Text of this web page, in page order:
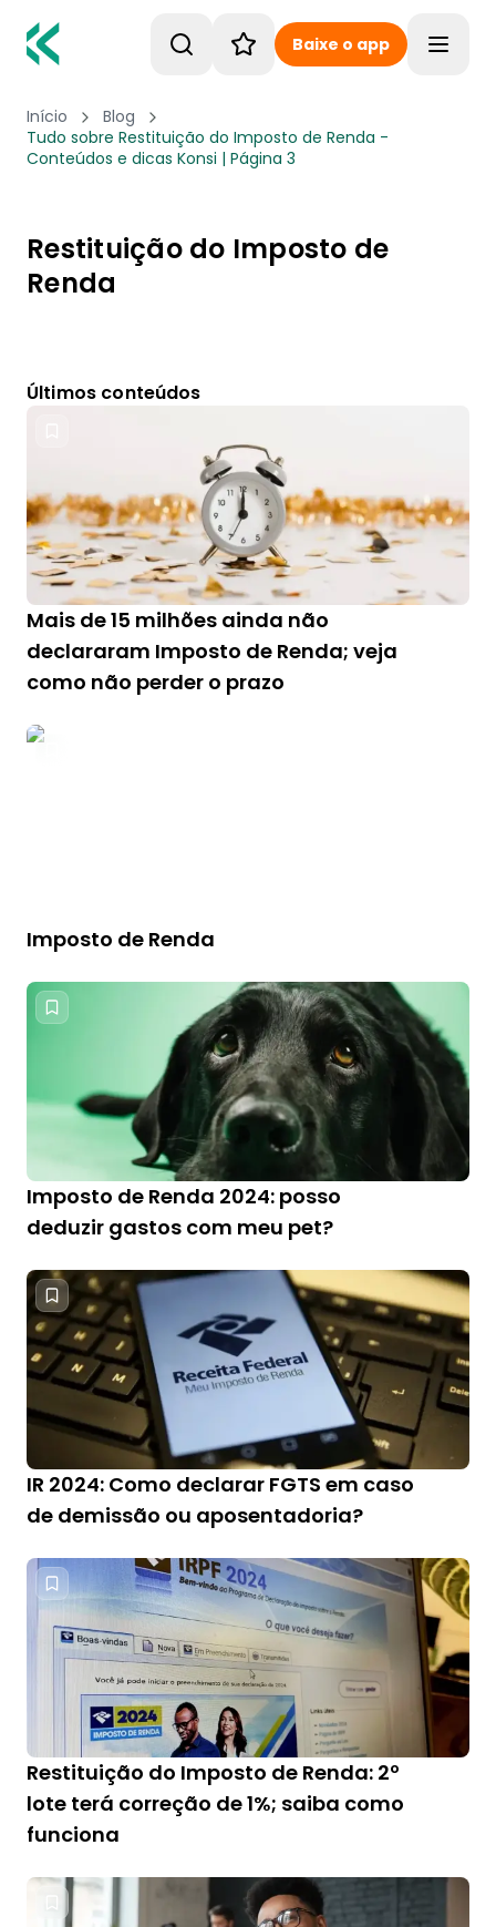
Baixe o app
Início
Blog
Tudo sobre Restituição do Imposto de Renda -
Conteúdos e dicas Konsi | Página 3
Restituição do Imposto de
Renda
Últimos conteúdos
Mais de 15 milhões ainda não
declararam Imposto de Renda; veja
como não perder o prazo
Imposto de Renda
Imposto de Renda 2024: posso
deduzir gastos com meu pet?
IR 2024: Como declarar FGTS em caso
de demissão ou aposentadoria?
Restituição do Imposto de Renda: 2º
lote terá correção de 1%; saiba como
funciona